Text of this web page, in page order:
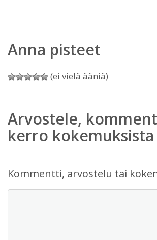
Anna pisteet
(ei vielä ääniä)
Arvostele,
kerro kokemuksista
Kommentti, arvostelu tai